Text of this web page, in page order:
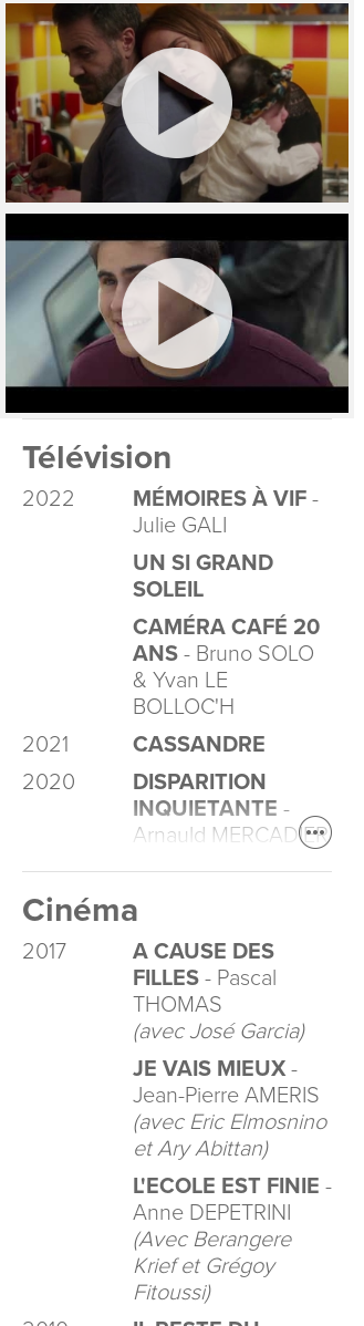
Télévision
2022 MÉMOIRES À VIF -
Julie GALI
UN SI GRAND
SOLEIL
CAMÉRA CAFÉ 20
ANS - Bruno SOLO
& Yvan LE
BOLLOC'H
2021
CASSANDRE
2020
DISPARITION
INQUIETANTE -
Arnauld MERCADIER
Cinéma
2017
A CAUSE DES
FILLES - Pascal
THOMAS
(avec José Garcia)
JE VAIS MIEUX -
Jean-Pierre AMERIS
(avec Eric Elmosnino
et Ary Abittan)
L'ECOLE EST FINIE -
Anne DEPETRINI
(Avec Berangere
Krief et Grégoy
Fitoussi)